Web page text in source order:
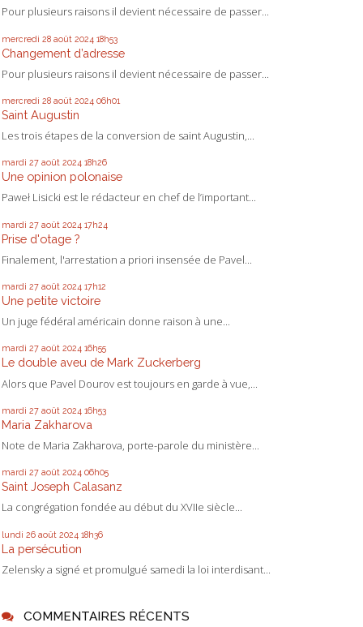
Pour plusieurs raisons il devient nécessaire de passer...
mercredi 28 août 2024 18h53
Changement d’adresse
Pour plusieurs raisons il devient nécessaire de passer...
mercredi 28 août 2024 06h01
Saint Augustin
Les trois étapes de la conversion de saint Augustin,...
mardi 27 août 2024 18h26
Une opinion polonaise
Paweł Lisicki est le rédacteur en chef de l’important...
mardi 27 août 2024 17h24
Prise d'otage ?
Finalement, l'arrestation a priori insensée de Pavel...
mardi 27 août 2024 17h12
Une petite victoire
Un juge fédéral américain donne raison à une...
mardi 27 août 2024 16h55
Le double aveu de Mark Zuckerberg
Alors que Pavel Dourov est toujours en garde à vue,...
mardi 27 août 2024 16h53
Maria Zakharova
Note de Maria Zakharova, porte-parole du ministère...
mardi 27 août 2024 06h05
Saint Joseph Calasanz
La congrégation fondée au début du XVIIe siècle...
lundi 26 août 2024 18h36
La persécution
Zelensky a signé et promulgué samedi la loi interdisant...
COMMENTAIRES RÉCENTS